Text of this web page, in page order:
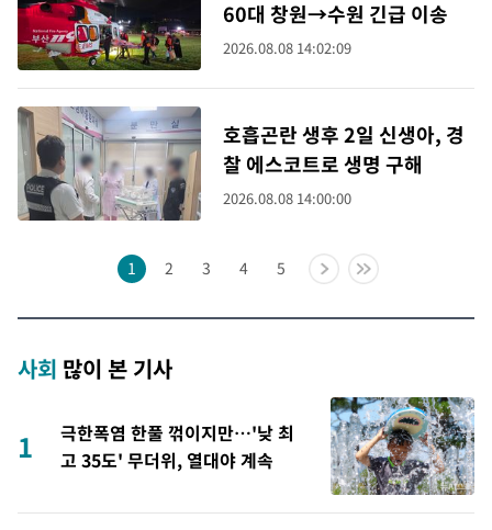
60대 창원→수원 긴급 이송
2026.08.08 14:02:09
호흡곤란 생후 2일 신생아, 경
찰 에스코트로 생명 구해
2026.08.08 14:00:00
1 2 3 4 5
사회 많이 본 기사
1
극한폭염 한풀 꺾이지만…'낮 최
고 35도' 무더위, 열대야 계속